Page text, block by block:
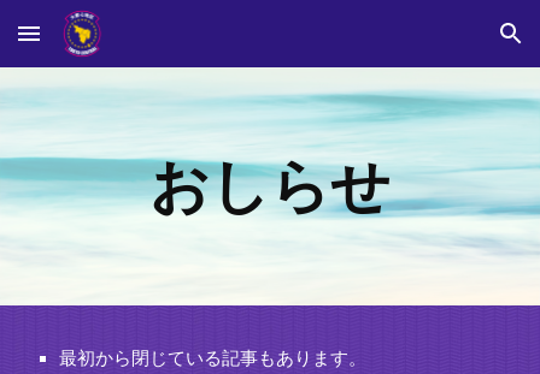
Skip to main content Skip to navigation
おしらせ
最初から閉じている記事もあります。